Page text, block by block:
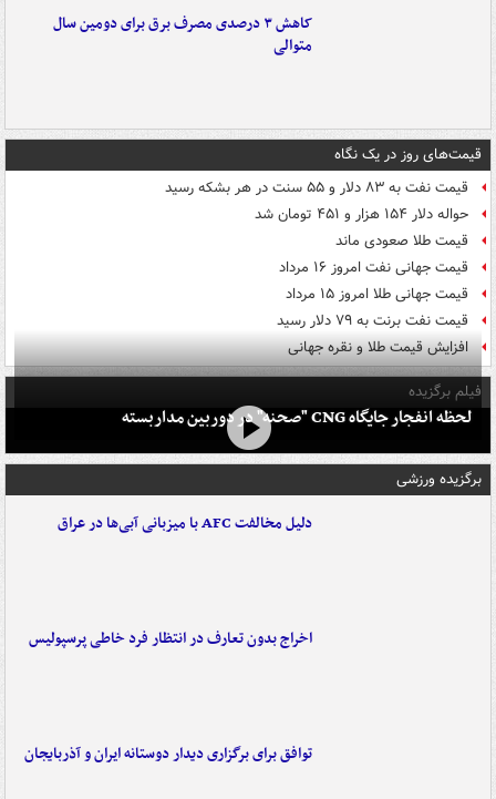
کاهش ۳ درصدی مصرف برق برای دومین سال
متوالی
قیمت‌های روز در یک نگاه
قیمت نفت به ۸۳ دلار و ۵۵ سنت در هر بشکه رسید
حواله دلار ۱۵۴ هزار و ۴۵۱ تومان شد
قیمت طلا صعودی ماند
قیمت جهانی نفت امروز ۱۶ مرداد
قیمت جهانی طلا امروز ۱۵ مرداد
قیمت نفت برنت به ۷۹ دلار رسید
افزایش قیمت طلا و نقره جهانی
فیلم برگزیده
لحظه انفجار جایگاه CNG "صحنه" در دوربین مداربسته
برگزیده ورزشی
دلیل مخالفت AFC با میزبانی آبی‌ها در عراق
اخراج بدون تعارف در انتظار فرد خاطی پرسپولیس
توافق برای برگزاری دیدار دوستانه ایران و آذربایجان